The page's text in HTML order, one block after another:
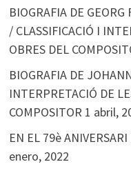
BIOGRAFIA DE
/ CLASSIFICACIÓ I
OBRES DEL
BIOGRAFIA DE
INTERPRETACIÓ DE
COMPOSITOR 1 abril,
EN EL 79è
enero, 2022